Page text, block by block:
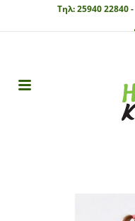
Τηλ:25940 22840 -